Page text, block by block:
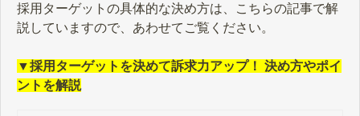
採用ターゲットの具体的な決め方は、こちらの記事で解
説していますので、あわせてご覧ください。
▼採用ターゲットを決めて訴求力アップ！ 決め方やポイ
ントを解説